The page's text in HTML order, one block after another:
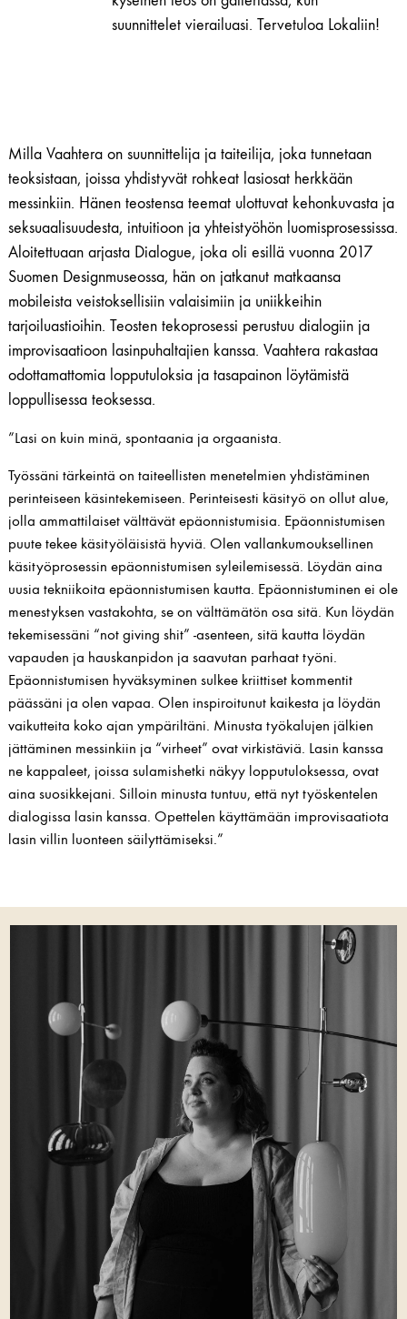
suunnittelet vierailuasi. Tervetuloa Lokaliin!
Milla Vaahtera on suunnittelija ja taiteilija, joka tunnetaan
teoksistaan, joissa yhdistyvät rohkeat lasiosat herkkään
messinkiin. Hänen teostensa teemat ulottuvat kehonkuvasta ja
seksuaalisuudesta, intuitioon ja yhteistyöhön luomisprosessissa.
Aloitettuaan arjasta Dialogue, joka oli esillä vuonna 2017
Suomen Designmuseossa, hän on jatkanut matkaansa
mobileista veistoksellisiin valaisimiin ja uniikkeihin
tarjoiluastioihin. Teosten tekoprosessi perustuu dialogiin ja
improvisaatioon lasinpuhaltajien kanssa. Vaahtera rakastaa
odottamattomia lopputuloksia ja tasapainon löytämistä
loppullisessa teoksessa.
”Lasi on kuin minä, spontaania ja orgaanista.
Työssäni tärkeintä on taiteellisten menetelmien yhdistäminen
perinteiseen käsintekemiseen. Perinteisesti käsityö on ollut alue,
jolla ammattilaiset välttävät epäonnistumisia. Epäonnistumisen
puute tekee käsityöläisistä hyviä. Olen vallankumouksellinen
käsityöprosessin epäonnistumisen syleilemisessä. Löydän aina
uusia tekniikoita epäonnistumisen kautta. Epäonnistuminen ei ole
menestyksen vastakohta, se on välttämätön osa sitä. Kun löydän
tekemisessäni “not giving shit” -asenteen, sitä kautta löydän
vapauden ja hauskanpidon ja saavutan parhaat työni.
Epäonnistumisen hyväksyminen sulkee kriittiset kommentit
päässäni ja olen vapaa. Olen inspiroitunut kaikesta ja löydän
vaikutteita koko ajan ympäriltäni. Minusta työkalujen jälkien
jättäminen messinkiin ja “virheet” ovat virkistäviä. Lasin kanssa
ne kappaleet, joissa sulamishetki näkyy lopputuloksessa, ovat
aina suosikkejani. Silloin minusta tuntuu, että nyt työskentelen
dialogissa lasin kanssa. Opettelen käyttämään improvisaatiota
lasin villin luonteen säilyttämiseksi.”